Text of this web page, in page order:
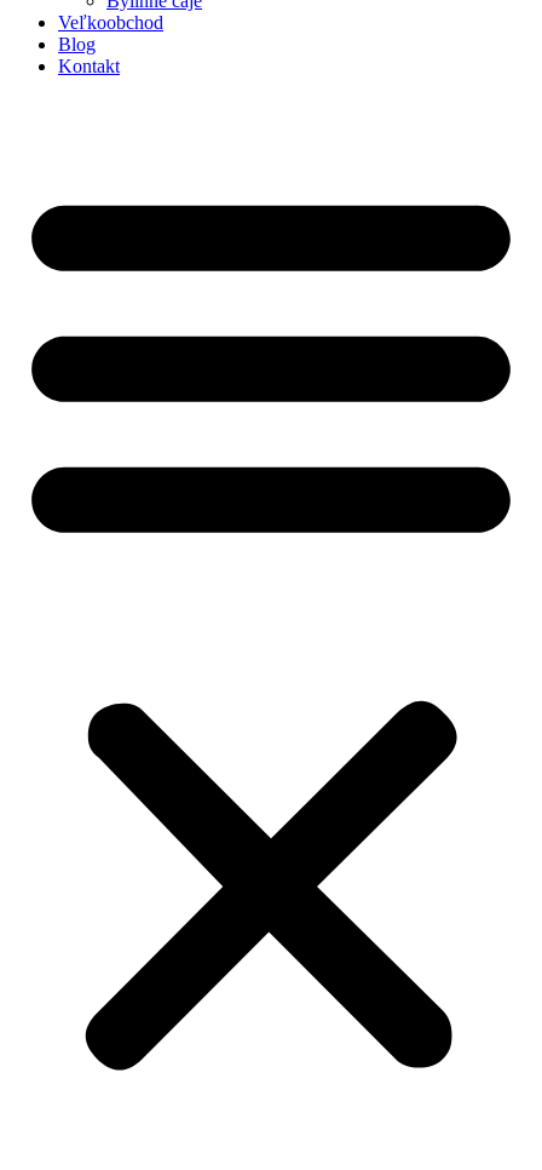
Veľkoobchod
Blog
Kontakt